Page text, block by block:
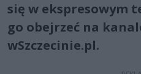
się w ekspresowym
go obejrzeć na
wSzczecinie.pl.